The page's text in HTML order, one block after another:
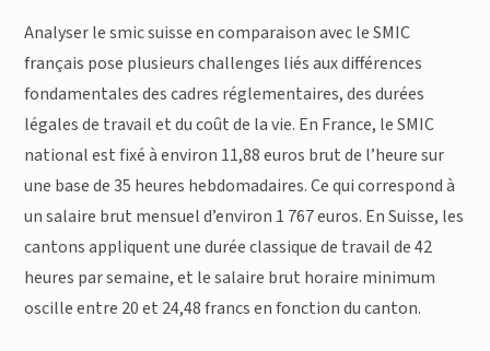
Analyser le smic suisse en comparaison avec le SMIC
français pose plusieurs challenges liés aux différences
fondamentales des cadres réglementaires, des durées
légales de travail et du coût de la vie. En France, le SMIC
national est fixé à environ 11,88 euros brut de l’heure sur
une base de 35 heures hebdomadaires. Ce qui correspond à
un salaire brut mensuel d’environ 1 767 euros. En Suisse, les
cantons appliquent une durée classique de travail de 42
heures par semaine, et le salaire brut horaire minimum
oscille entre 20 et 24,48 francs en fonction du canton.